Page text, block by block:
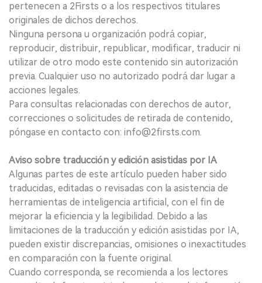
pertenecen a 2Firsts o a los respectivos titulares
originales de dichos derechos.
Ninguna persona u organización podrá copiar,
reproducir, distribuir, republicar, modificar, traducir ni
utilizar de otro modo este contenido sin autorización
previa. Cualquier uso no autorizado podrá dar lugar a
acciones legales.
Para consultas relacionadas con derechos de autor,
correcciones o solicitudes de retirada de contenido,
póngase en contacto con: info@2firsts.com.
Aviso sobre traducción y edición asistidas por IA
Algunas partes de este artículo pueden haber sido
traducidas, editadas o revisadas con la asistencia de
herramientas de inteligencia artificial, con el fin de
mejorar la eficiencia y la legibilidad. Debido a las
limitaciones de la traducción y edición asistidas por IA,
pueden existir discrepancias, omisiones o inexactitudes
en comparación con la fuente original.
Cuando corresponda, se recomienda a los lectores